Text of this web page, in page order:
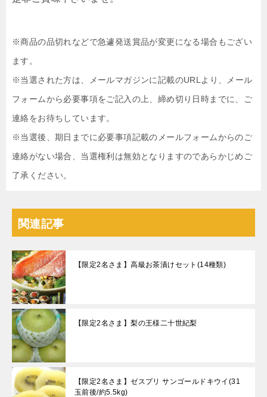
※商品の品切れなどで急遽発送賞品が変更になる場合もござい
ます。
※当選された方は、メールマガジンに記載のURLより、メール
フォームから必要事項をご記入の上、締め切り日時までに、ご
連絡をお待ちしています。
※当選後、期日までに必要事項記載のメールフォームからのご
連絡がない場合、当選権利は無効となりますのであらかじめご
了承ください。
関連記事
【限定2名さま】高級お茶漬けセット(14種類)
【限定2名さま】梨の王様二十世紀梨
【限定2名さま】ゼスプリ サンゴールドキウイ(31
玉前後/約5.5kg)